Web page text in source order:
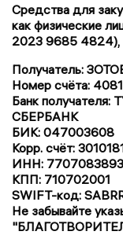
Средства для
как физические
2023 9685 4824),
Получатель:
Номер счёта:
Банк
СБЕРБАНК
БИК: 047003608
Корр. счёт:
ИНН: 7707083893
КПП: 710702001
SWIFT-код:
Не забывайте